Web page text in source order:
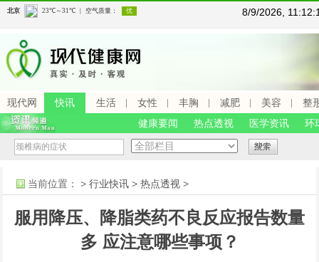
8/9/2026,
现代网 快讯 生活 女性 丰胸 减肥 美容
整
健康要闻
热点透视 医学资讯 环
当前位置： >行业快讯 >热点透视 >
服用降压、降脂类药不良反应报告数量
多 应注意哪些事项？